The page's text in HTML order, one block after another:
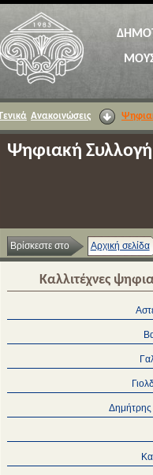
Γενικά Ανακοινώσεις
Ψηφιακή Συλλογή
Βρίσκεστε στο Αρχική σελίδα
Καλλιτέχνες
Δημήτρης